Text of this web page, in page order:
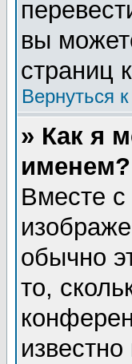
вы
страниц
Вернуться
» Как я
именем?
Вместе с
обычно
то,